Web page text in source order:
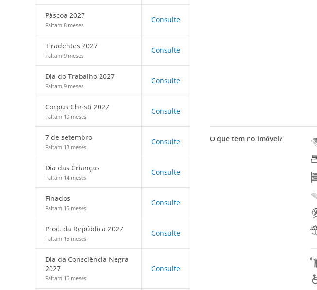
Páscoa 2027
Faltam 8 meses
Consulte
Tiradentes 2027
Faltam 9 meses
Consulte
Dia do Trabalho 2027
Faltam 9 meses
Consulte
Corpus Christi 2027
Faltam 10 meses
Consulte
7 de setembro
Faltam 13 meses
Consulte
Dia das Crianças
Faltam 14 meses
Consulte
Finados
Faltam 15 meses
Consulte
Proc. da República 2027
Faltam 15 meses
Consulte
Dia da Consciência Negra
2027
Faltam 16 meses
Consulte
O que tem no imóvel?